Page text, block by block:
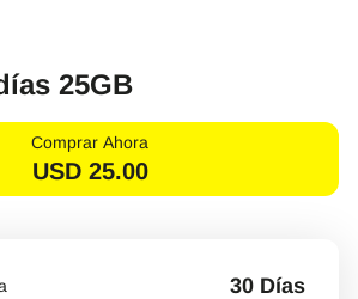
25GB
Comprar Ahora
USD 25.00
30 Días